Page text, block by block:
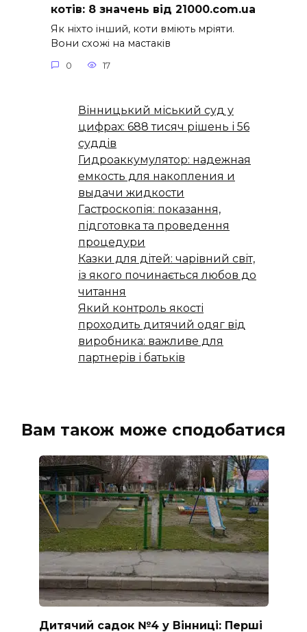
котів: 8 значень від 21000.com.ua
Як ніхто інший, коти вміють мріяти.
Вони схожі на мастаків
0 17
Вінницький міський суд у
цифрах: 688 тисяч рішень і 56
суддів
Гидроаккумулятор: надежная
емкость для накопления и
выдачи жидкости
Гастроскопія: показання,
підготовка та проведення
процедури
Казки для дітей: чарівний світ,
із якого починається любов до
читання
Який контроль якості
проходить дитячий одяг від
виробника: важливе для
партнерів і батьків
Вам також може сподобатися
Дитячий садок №4 у Вінниці: Перші